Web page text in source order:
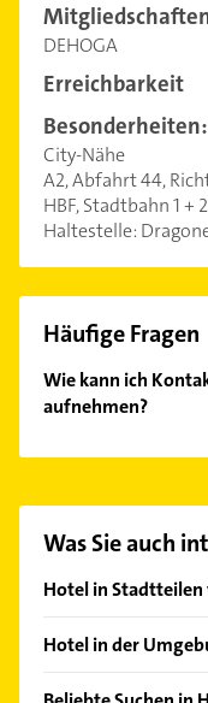
DEHOGA
Erreichbarkeit
Besonderheiten:
City-Nähe
A2, Abfahrt 44,
HBF, Stadtbahn 1 +
Haltestelle:
Häufige Fragen
Wie kann ich
aufnehmen?
finden Sie alle
Was Sie auch
Hotel in
Ahlem
Hotel in der
Langenhagen